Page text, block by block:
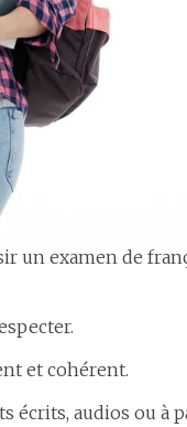
un examen de
et cohérent.
écrits, audios ou à